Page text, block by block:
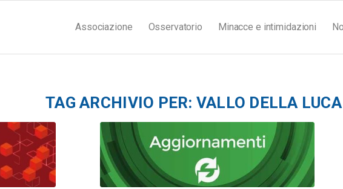
Associazione Osservatorio Minacce e intimidazioni
TAG ARCHIVIO PER: VALLO DELLA